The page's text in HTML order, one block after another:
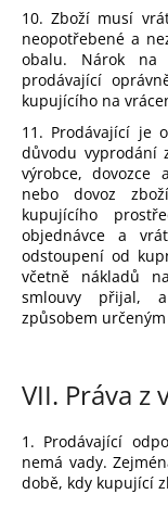
10. Zboží musí
neopotřebené a
obalu. Nárok
prodávající
kupujícího na
11. Prodávající je
důvodu vyprodání
výrobce, dovozce
nebo dovoz
kupujícího
objednávce a
odstoupení od
včetně nákladů
smlouvy přijal,
způsobem
VII. Práva z
1. Prodávající
nemá vady.
době, kdy kupující